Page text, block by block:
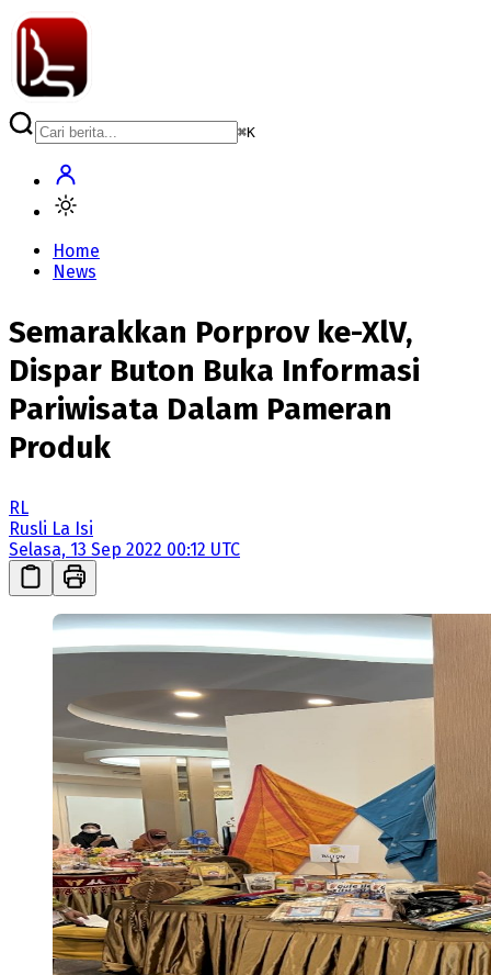
⌘K
Home
News
Semarakkan Porprov ke-XlV,
Dispar Buton Buka Informasi
Pariwisata Dalam Pameran
Produk
RL
Rusli La Isi
Selasa, 13 Sep 2022 00:12 UTC